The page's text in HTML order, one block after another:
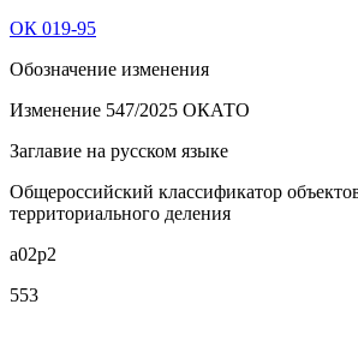
ОК 019-95
Обозначение изменения
Изменение 547/2025 ОКАТО
Заглавие на русском языке
Общероссийский классификатор
территориального деления
a02p2
553